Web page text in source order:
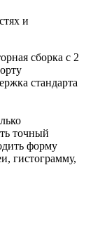
и
сборка с 2
стандарта
точный
форму
гистограмму,